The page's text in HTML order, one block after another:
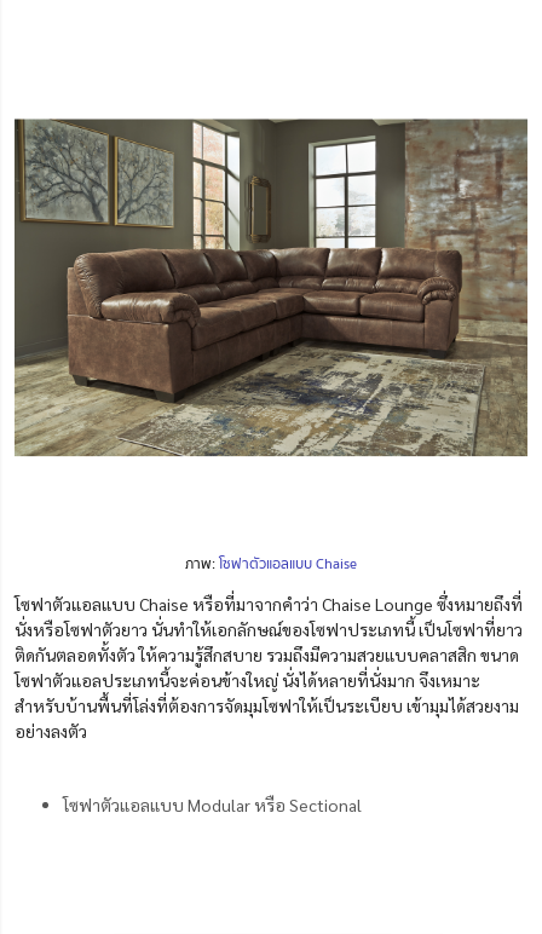
ภาพ:โซฟาตัวแอลแบบ Chaise
โซฟาตัวแอลแบบ Chaise หรือที่มาจากคำว่า Chaise Lounge ซึ่งหมายถึงที่
นั่งหรือโซฟาตัวยาว นั่นทำให้เอกลักษณ์ของโซฟาประเภทนี้ เป็นโซฟาที่ยาว
ติดกันตลอดทั้งตัว ให้ความรู้สึกสบาย รวมถึงมีความสวยแบบคลาสสิก ขนาด
โซฟาตัวแอลประเภทนี้จะค่อนข้างใหญ่ นั่งได้หลายที่นั่งมาก จึงเหมาะ
สำหรับบ้านพื้นที่โล่งที่ต้องการจัดมุมโซฟาให้เป็นระเบียบ เข้ามุมได้สวยงาม
อย่างลงตัว
โซฟาตัวแอลแบบ Modular หรือ Sectional